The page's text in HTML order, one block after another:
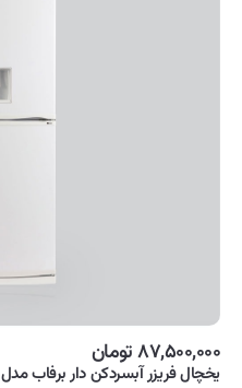
۸۷,۵۰۰,۰۰۰ تومان
یخچال فریزر آبسردکن دار برفاب مدل 60 40